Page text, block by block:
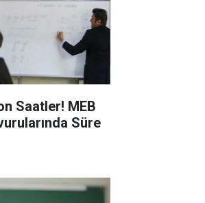
Saatler! MEB
Süre